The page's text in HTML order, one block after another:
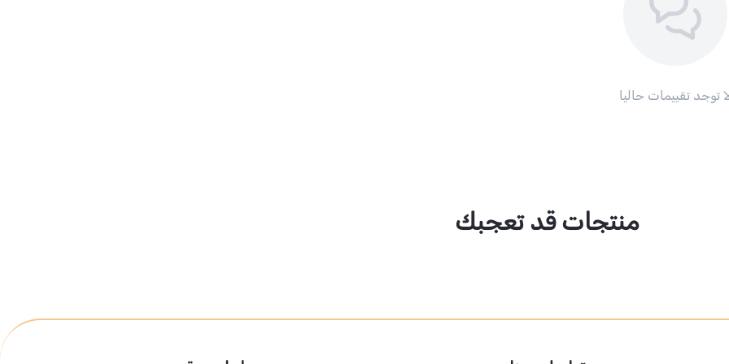
توجد تقييمات حاليا
منتجات قد تعجبك